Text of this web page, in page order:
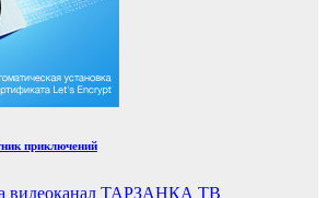
приключений
видеоканал ТАРЗАНКА ТВ